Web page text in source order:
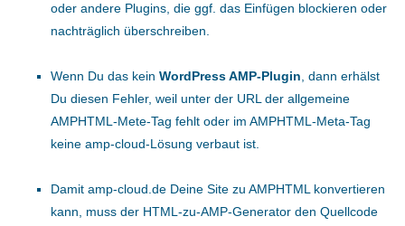
oder andere Plugins, die ggf. das Einfügen blockieren oder
nachträglich überschreiben.
Wenn Du das kein WordPress AMP-Plugin , dann erhälst
Du diesen Fehler, weil unter der URL der allgemeine
AMPHTML-Mete-Tag fehlt oder im AMPHTML-Meta-Tag
keine amp-cloud-Lösung verbaut ist.
Damit amp-cloud.de Deine Site zu AMPHTML konvertieren
kann, muss der HTML-zu-AMP-Generator den Quellcode